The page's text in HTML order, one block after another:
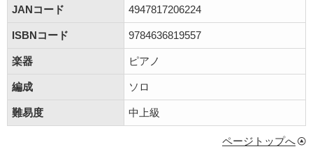
JANコード 4947817206224
ISBNコード 9784636819557
楽器 ピアノ
編成 ソロ
難易度 中上級
ページトップへ